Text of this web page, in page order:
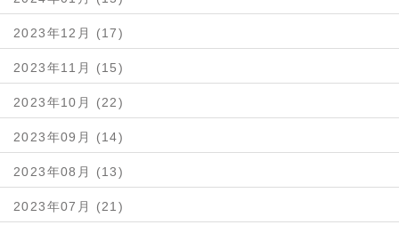
2023年12月 (17)
2023年11月 (15)
2023年10月 (22)
2023年09月 (14)
2023年08月 (13)
2023年07月 (21)